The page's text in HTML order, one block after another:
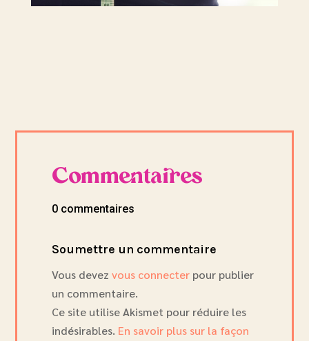
Commentaires
0 commentaires
Soumettre un commentaire
Vous devezvous connecter pour publier
un commentaire.
Ce site utilise Akismet pour réduire les
indésirables. En savoir plus sur la façon